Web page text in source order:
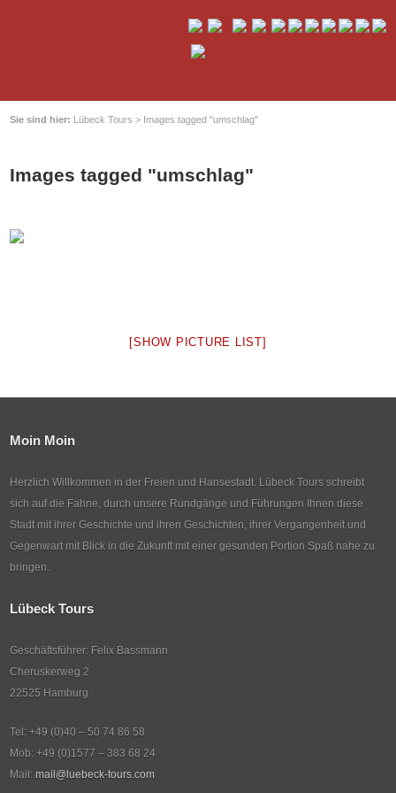
Sie sind hier: Lübeck Tours > Images tagged "umschlag"
Images tagged "umschlag"
[SHOW PICTURE LIST]
Moin Moin
Herzlich Willkommen in der Freien und Hansestadt. Lübeck Tours schreibt
sich auf die Fahne, durch unsere Rundgänge und Führungen Ihnen diese
Stadt mit ihrer Geschichte und ihren Geschichten, ihrer Vergangenheit und
Gegenwart mit Blick in die Zukunft mit einer gesunden Portion Spaß nahe zu
bringen.
Lübeck Tours
Geschäftsführer: Felix Bassmann
Cheruskerweg 2
22525 Hamburg
Tel: +49 (0)40 – 50 74 86 58
Mob: +49 (0)1577 – 383 68 24
Mail:mail@luebeck-tours.com